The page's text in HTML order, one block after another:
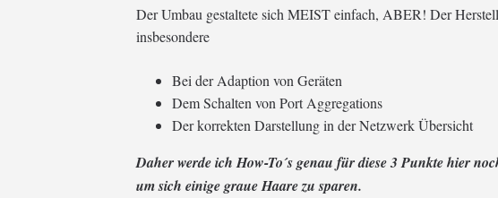
Der Umbau gestaltete sich MEIST einfach, ABER! Der
insbesondere
Bei der Adaption von Geräten
Dem Schalten von Port Aggregations
Der korrekten Darstellung in der Netzwerk Übersicht
Daher werde ich How-To´s genau für diese 3 Punkte hier
um sich einige graue Haare zu sparen.